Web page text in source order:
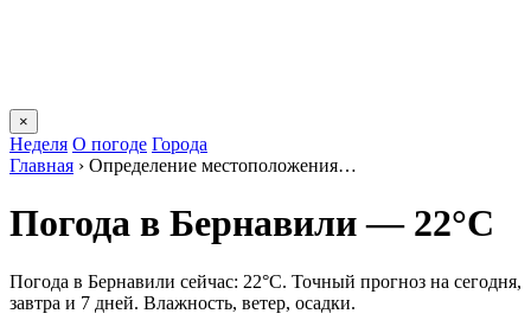
×
Неделя О погоде Города
Главная › Определение местоположения…
Погода в Бернавили — 22°C
Погода в Бернавили сейчас: 22°C. Точный прогноз на сегодня,
завтра и 7 дней. Влажность, ветер, осадки.